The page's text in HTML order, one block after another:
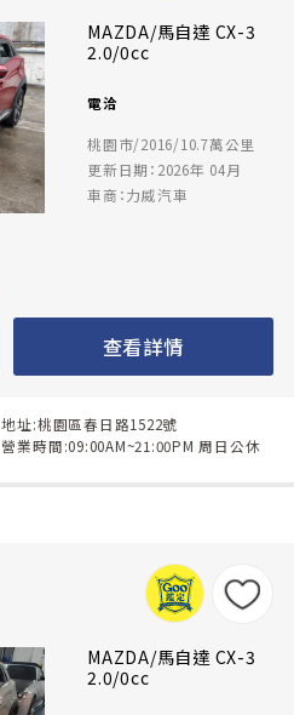
MAZDA/馬自達 CX-3
2.0/0cc
電洽
桃園市/2016/10.7萬公里
更新日期：2026年 04月
車商：力威汽車
查看詳情
地址:桃園區春日路1522號
營業時間:09:00AM~21:00PM 周日公休
MAZDA/馬自達 CX-3
2.0/0cc